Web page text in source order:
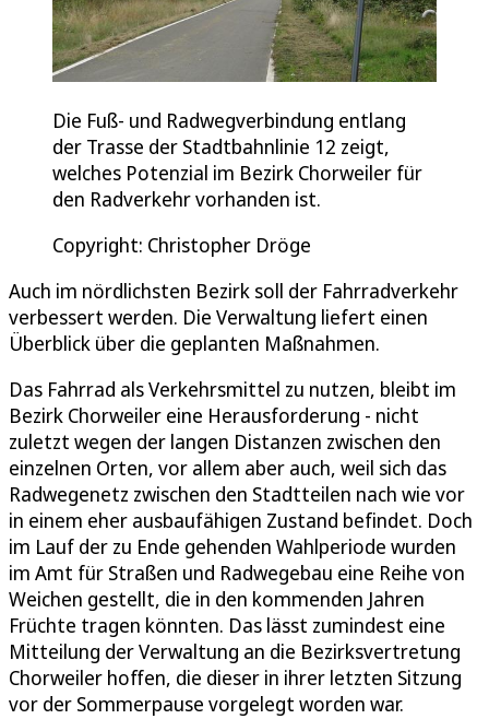
Die Fuß- und Radwegverbindung entlang
der Trasse der Stadtbahnlinie 12 zeigt,
welches Potenzial im Bezirk Chorweiler für
den Radverkehr vorhanden ist.
Copyright: Christopher Dröge
Auch im nördlichsten Bezirk soll der Fahrradverkehr
verbessert werden. Die Verwaltung liefert einen
Überblick über die geplanten Maßnahmen.
Das Fahrrad als Verkehrsmittel zu nutzen, bleibt im
Bezirk Chorweiler eine Herausforderung - nicht
zuletzt wegen der langen Distanzen zwischen den
einzelnen Orten, vor allem aber auch, weil sich das
Radwegenetz zwischen den Stadtteilen nach wie vor
in einem eher ausbaufähigen Zustand befindet. Doch
im Lauf der zu Ende gehenden Wahlperiode wurden
im Amt für Straßen und Radwegebau eine Reihe von
Weichen gestellt, die in den kommenden Jahren
Früchte tragen könnten. Das lässt zumindest eine
Mitteilung der Verwaltung an die Bezirksvertretung
Chorweiler hoffen, die dieser in ihrer letzten Sitzung
vor der Sommerpause vorgelegt worden war.